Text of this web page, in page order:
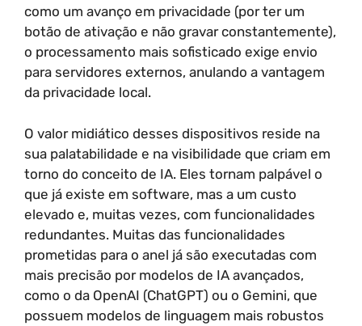
como um avanço em privacidade (por ter um
botão de ativação e não gravar constantemente),
o processamento mais sofisticado exige envio
para servidores externos, anulando a vantagem
da privacidade local.
O valor midiático desses dispositivos reside na
sua palatabilidade e na visibilidade que criam em
torno do conceito de IA. Eles tornam palpável o
que já existe em software, mas a um custo
elevado e, muitas vezes, com funcionalidades
redundantes. Muitas das funcionalidades
prometidas para o anel já são executadas com
mais precisão por modelos de IA avançados,
como o da OpenAI (ChatGPT) ou o Gemini, que
possuem modelos de linguagem mais robustos